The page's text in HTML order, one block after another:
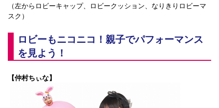
（左からロビーキャップ、ロビークッション、なりきりロビーマ
スク）
ロビーもニコニコ！親子でパフォーマンス
を見よう！
【仲村ちぃな】